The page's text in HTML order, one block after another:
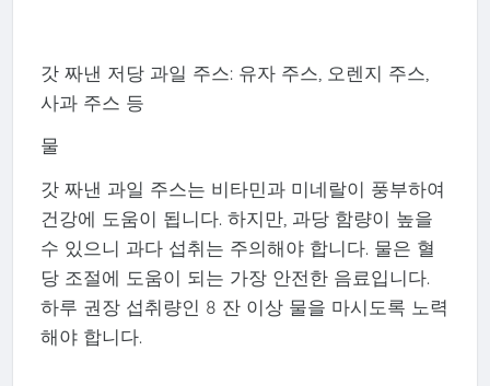
갓 짜낸 저당 과일 주스: 유자 주스, 오렌지 주스,
사과 주스 등
물
갓 짜낸 과일 주스는 비타민과 미네랄이 풍부하여
건강에 도움이 됩니다. 하지만, 과당 함량이 높을
수 있으니 과다 섭취는 주의해야 합니다. 물은 혈
당 조절에 도움이 되는 가장 안전한 음료입니다.
하루 권장 섭취량인 8 잔 이상 물을 마시도록 노력
해야 합니다.